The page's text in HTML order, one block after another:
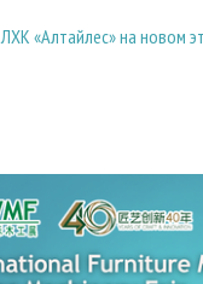
ЛХК «Алтайлес» на новом